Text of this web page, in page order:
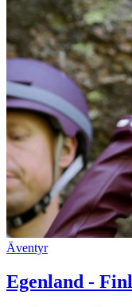
Äventyr
Egenland -